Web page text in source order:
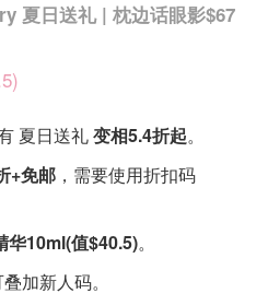
夏日送礼 | 枕边话眼影$67
夏日送礼变相5.4折起。
+免邮 ，需要使用折扣码
华10ml(值$40.5)。
加新人码。